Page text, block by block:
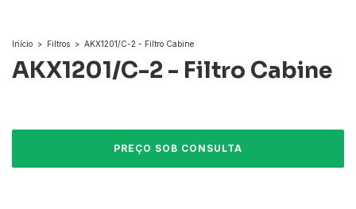
Início > Filtros > AKX1201/C-2 - Filtro Cabine
AKX1201/C-2 - Filtro Cabine